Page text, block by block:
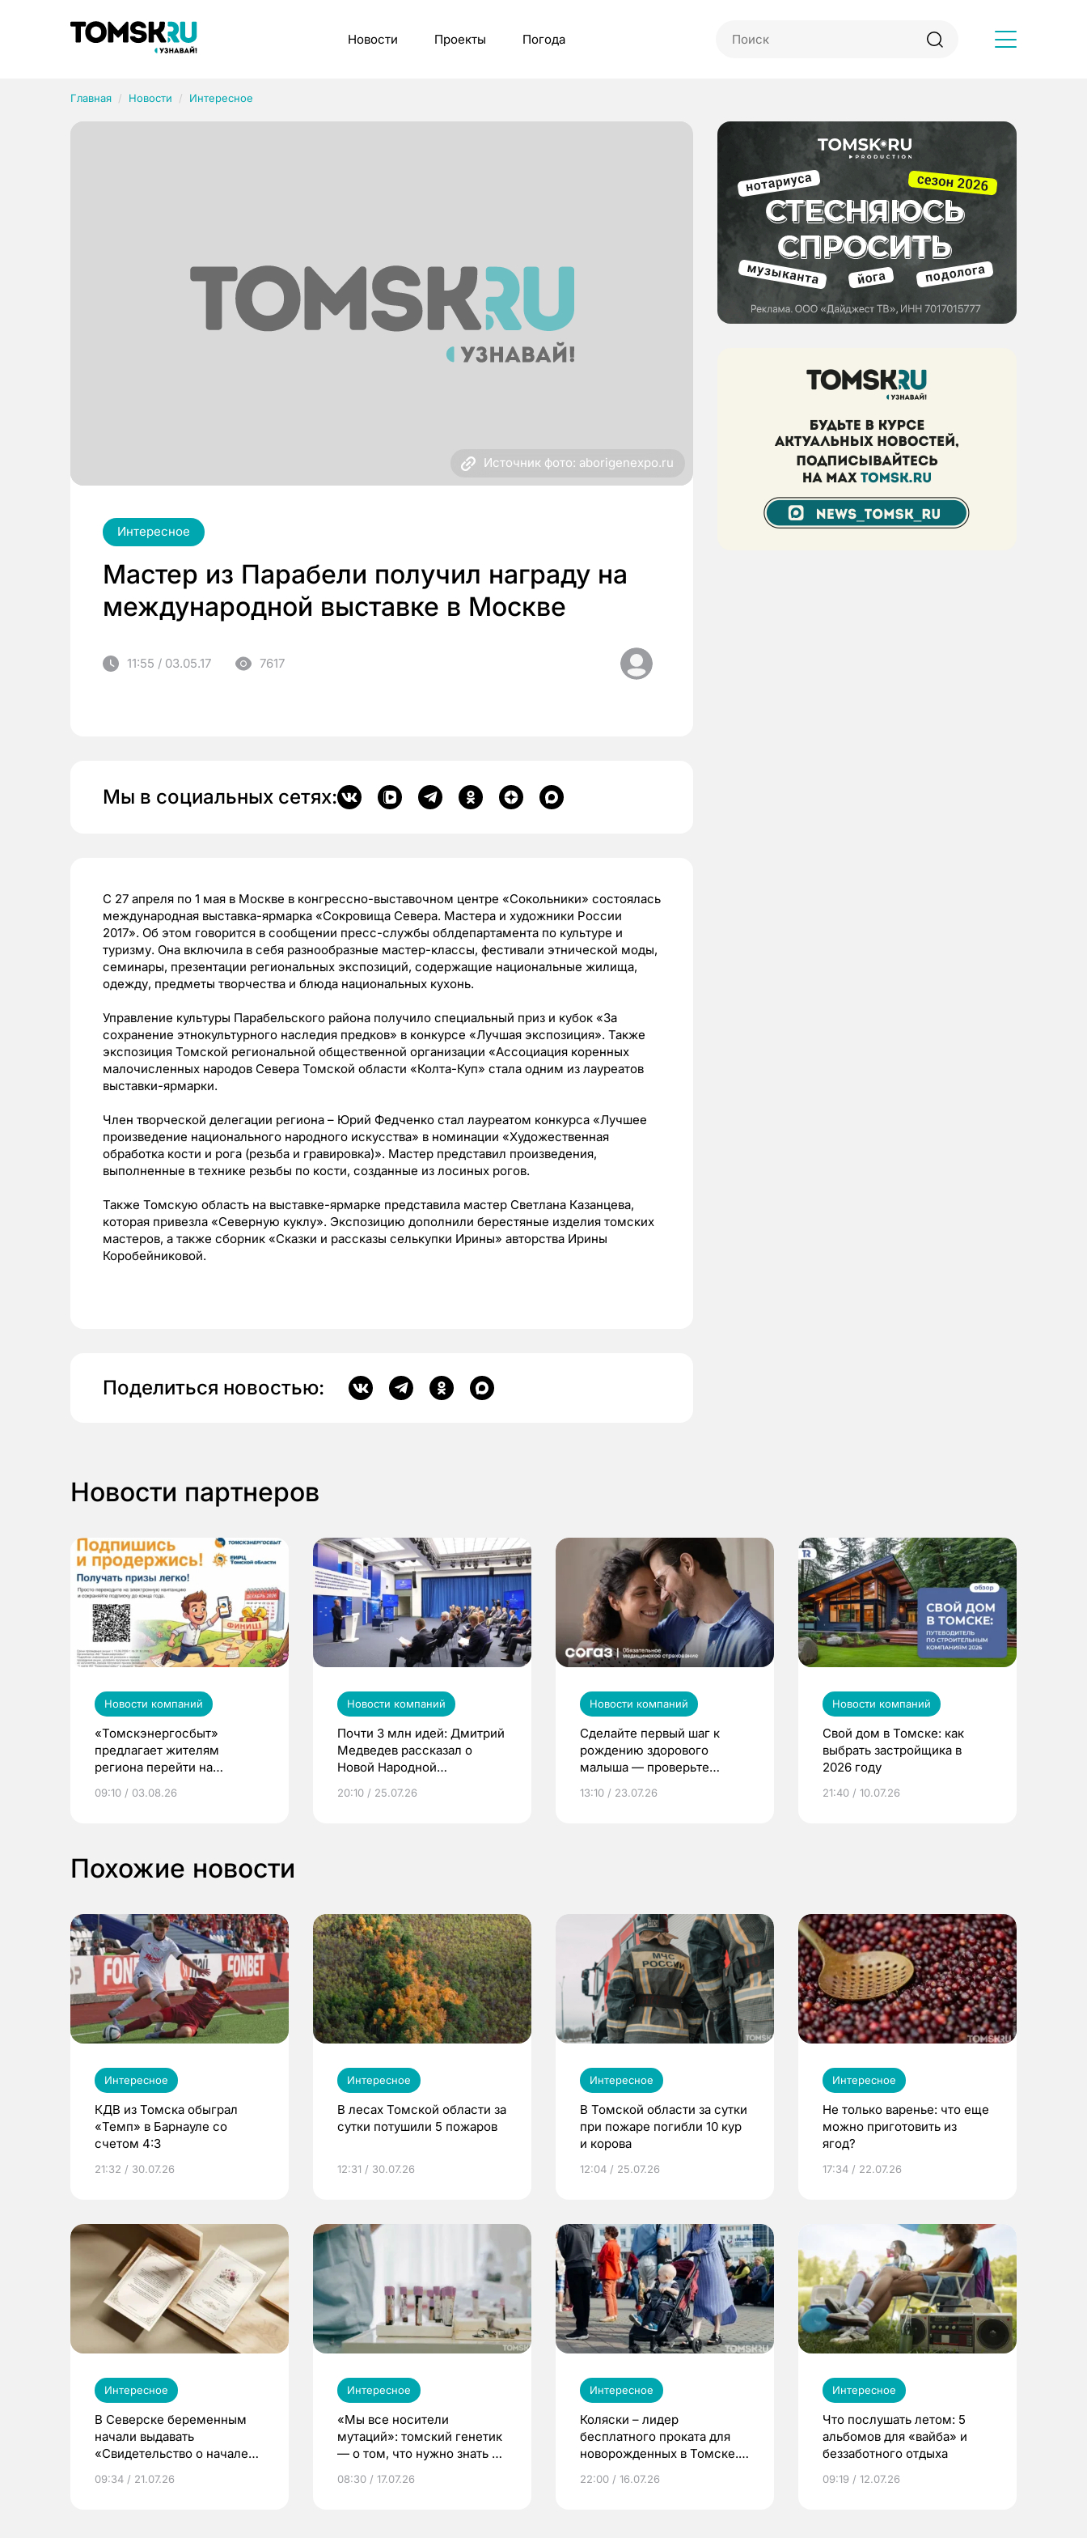
Новости Проекты Погода
Главная Новости Интересное
Источник фото: aborigenexpo.ru
Интересное
Мастер из Парабели получил награду на
международной выставке в Москве
11:55 / 03.05.17 7617
Мы в социальных сетях:
С 27 апреля по 1 мая в Москве в конгрессно-выставочном центре «Сокольники» состоялась
международная выставка-ярмарка «Сокровища Севера. Мастера и художники России
2017». Об этом говорится в сообщении пресс-службы облдепартамента по культуре и
туризму. Она включила в себя разнообразные мастер-классы, фестивали этнической моды,
семинары, презентации региональных экспозиций, содержащие национальные жилища,
одежду, предметы творчества и блюда национальных кухонь.
Управление культуры Парабельского района получило специальный приз и кубок «За
сохранение этнокультурного наследия предков» в конкурсе «Лучшая экспозиция». Также
экспозиция Томской региональной общественной организации «Ассоциация коренных
малочисленных народов Севера Томской области «Колта-Куп» стала одним из лауреатов
выставки-ярмарки.
Член творческой делегации региона – Юрий Федченко стал лауреатом конкурса «Лучшее
произведение национального народного искусства» в номинации «Художественная
обработка кости и рога (резьба и гравировка)». Мастер представил произведения,
выполненные в технике резьбы по кости, созданные из лосиных рогов.
Также Томскую область на выставке-ярмарке представила мастер Светлана Казанцева,
которая привезла «Северную куклу». Экспозицию дополнили берестяные изделия томских
мастеров, а также сборник «Сказки и рассказы селькупки Ирины» авторства Ирины
Коробейниковой.
Поделиться новостью:
Новости партнеров
Новости компаний
«Томскэнергосбыт»
предлагает жителям
региона перейти на
выиграть призы
09:10 / 03.08.26
Новости компаний
Почти 3 млн идей: Дмитрий
Медведев рассказал о
Новой Народной
20:10 / 25.07.26
Новости компаний
Сделайте первый шаг к
рождению здорового
малыша — проверьте
по ОМС!
13:10 / 23.07.26
Новости компаний
Свой дом в Томске: как
выбрать застройщика в
2026 году
21:40 / 10.07.26
Похожие новости
Интересное
КДВ из Томска обыграл
«Темп» в Барнауле со
счетом 4:3
21:32 / 30.07.26
Интересное
В лесах Томской области за
сутки потушили 5 пожаров
12:31 / 30.07.26
Интересное
В Томской области за сутки
при пожаре погибли 10 кур
и корова
12:04 / 25.07.26
Интересное
Не только варенье: что еще
можно приготовить из
ягод?
17:34 / 22.07.26
Интересное
В Северске беременным
начали выдавать
«Свидетельство о начале
09:34 / 21.07.26
Интересное
«Мы все носители
мутаций»: томский генетик
— о том, что нужно знать до
08:30 / 17.07.26
Интересное
Коляски – лидер
бесплатного проката для
новорожденных в Томске.
22:00 / 16.07.26
Интересное
Что послушать летом: 5
альбомов для «вайба» и
беззаботного отдыха
09:19 / 12.07.26
Рубрики